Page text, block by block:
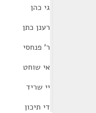
גי כהן
רענן כתן
ר' פנחסי
אי שוחט
יי שריד
די תיכון